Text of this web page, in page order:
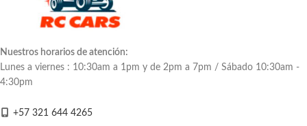
Nuestros horarios de atención:
Lunes a viernes : 10:30am a 1pm y de 2pm a 7pm / Sábado 10:30am -
4:30pm
+57 321 644 4265